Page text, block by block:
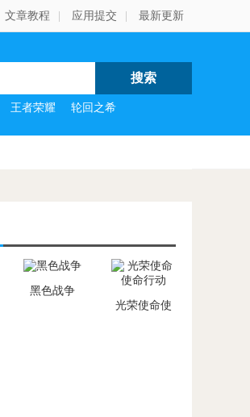
文章教程 应用提交 最新更新
王者荣耀 轮回之希
黑色战争
光荣使命使